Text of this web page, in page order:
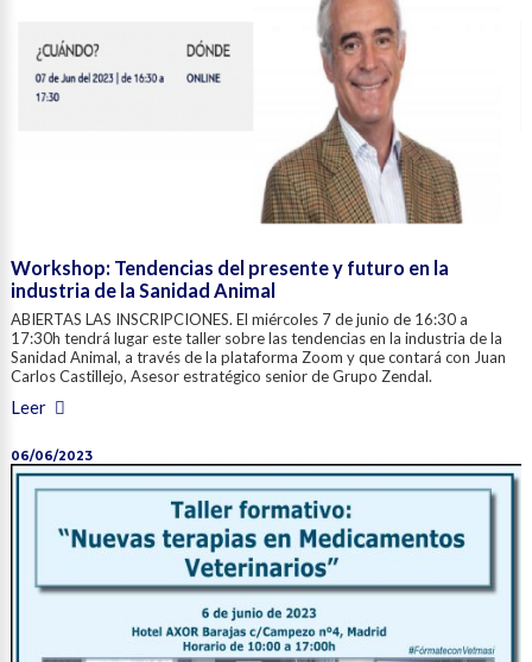
Workshop: Tendencias del presente y futuro en la
industria de la Sanidad Animal
ABIERTAS LAS INSCRIPCIONES. El miércoles 7 de junio de 16:30 a
17:30h tendrá lugar este taller sobre las tendencias en la industria de la
Sanidad Animal, a través de la plataforma Zoom y que contará con Juan
Carlos Castillejo, Asesor estratégico senior de Grupo Zendal.
Leer
06/06/2023